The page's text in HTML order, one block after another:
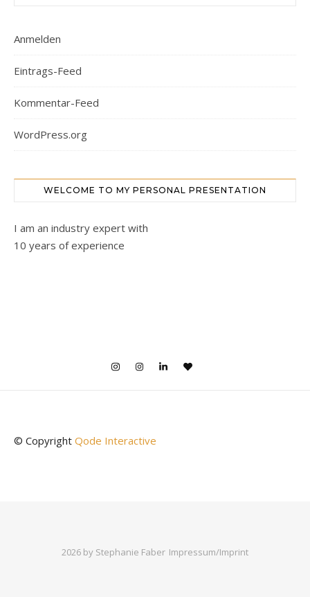
Anmelden
Eintrags-Feed
Kommentar-Feed
WordPress.org
WELCOME TO MY PERSONAL PRESENTATION
I am an industry expert with
10 years of experience
© Copyright Qode Interactive
2026 by Stephanie Faber Impressum/Imprint